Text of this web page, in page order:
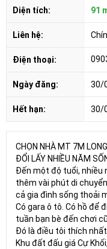
Diện tích: 91
Liên hệ:
Điện thoại:
Ngày đăng: 30/
Hết hạn: 30/
CHỌN NHÀ MT 7M
ĐỔI LẤY NHIỀU NĂM
Đến một độ tuổi, nhiều
thêm vài phút di
cả gia đình sống thoải
Có gara ô tô. Có hồ để
tuần bạn bè đến chơi
Đó là điều tôi thích nhất
Khu đất đấu giá Cự